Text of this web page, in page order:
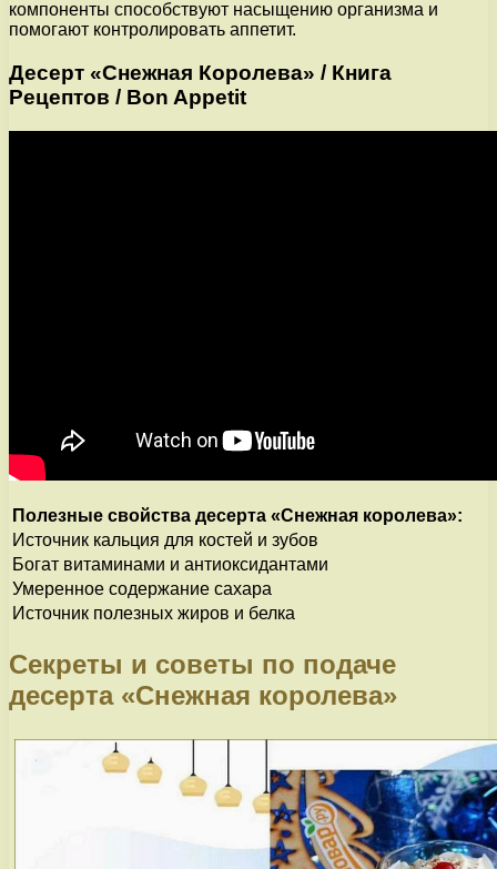
компоненты способствуют насыщению организма и
помогают контролировать аппетит.
Десерт «Снежная Королева» / Книга
Рецептов / Bon Appetit
Полезные свойства десерта «Снежная королева»:
Источник кальция для костей и зубов
Богат витаминами и антиоксидантами
Умеренное содержание сахара
Источник полезных жиров и белка
Секреты и советы по подаче
десерта «Снежная королева»